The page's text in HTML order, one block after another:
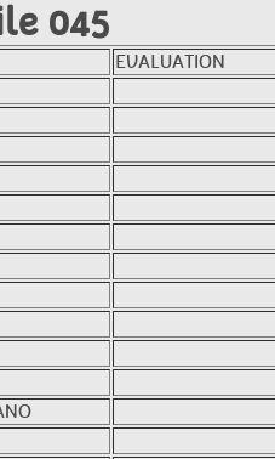
045
EVALUATION